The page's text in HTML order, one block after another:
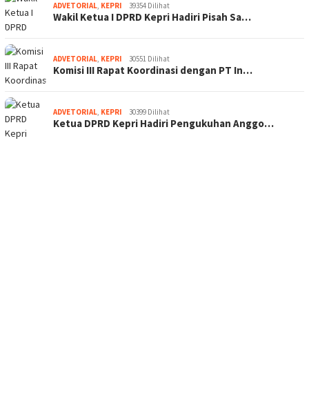
ADVETORIAL, KEPRI 39354 Dilihat
Wakil Ketua I DPRD Kepri Hadiri Pisah Sa…
ADVETORIAL, KEPRI 30551 Dilihat
Komisi III Rapat Koordinasi dengan PT In…
ADVETORIAL, KEPRI 30399 Dilihat
Ketua DPRD Kepri Hadiri Pengukuhan Anggo…